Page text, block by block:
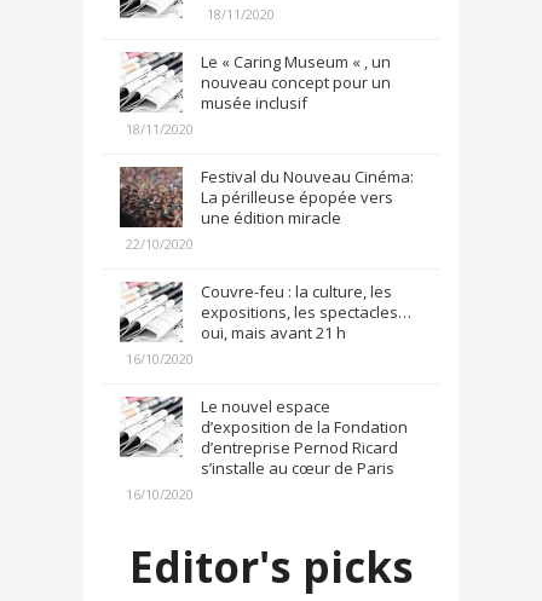
18/11/2020
Le « Caring Museum « , un
nouveau concept pour un
musée inclusif
18/11/2020
Festival du Nouveau Cinéma:
La périlleuse épopée vers
une édition miracle
22/10/2020
Couvre-feu : la culture, les
expositions, les spectacles…
oui, mais avant 21 h
16/10/2020
Le nouvel espace
d’exposition de la Fondation
d’entreprise Pernod Ricard
s’installe au cœur de Paris
16/10/2020
Editor's picks